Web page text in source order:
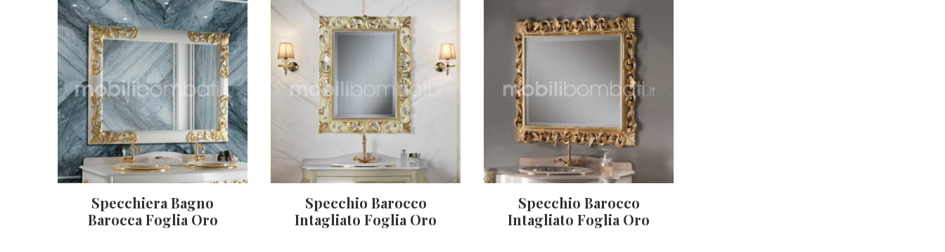
Specchiera Bagno
Barocca Foglia Oro
Specchio Barocco
Intagliato Foglia Oro
Specchio Barocco
Intagliato Foglia Oro